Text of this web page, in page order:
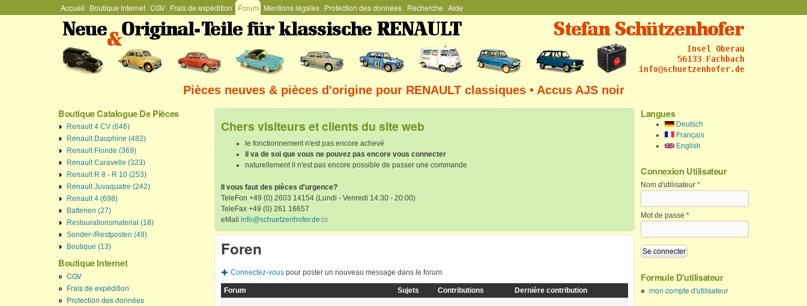
Aller au contenu principal
Menu Général
Accueil Boutique Internet CGV Frais de expédition Forum Mentions légales Protection des données Recherche Aide
Stefan
Schützenhofer
Pièces neuves & pièces d'origine pour RENAULT classiques • Accus AJS noir
Chers visiteurs et clients du site web
le fonctionnement n'est pas encore achevé
il va de soi que vous ne pouvez pas encore vous connecter
naturellement il n'est pas encore possible de passer une commande
Il vous faut des pièces d'urgence?
TeleFon +49 (0) 2603 14154 (Lundi - Venredi 14:30 - 20:00)
TeleFax +49 (0) 261 16657
eMail info@schuetzenhofer.de (link sends e-mail)
Foren
Connectez-vous pour poster un nouveau message dans le forum.
Forum Sujets Contributions Dernière contribution
Boutique Catalogue De Pièces
Renault 4 CV (646)
Renault Dauphine (482)
Renault Floride (369)
Renault Caravelle (323)
Renault R 8 - R 10 (253)
Renault Juvaquatre (242)
Renault 4 (698)
Batterien (27)
Restaurationsmaterial (18)
Sonder-/Restposten (49)
Boutique (13)
Boutique Internet
CGV
Frais de expédition
Protection des données
Langues
Deutsch
Français
English
Connexion Utilisateur
Nom d'utilisateur *
Mot de passe *
Formule D'utilisateur
mon compte d'utilisateur